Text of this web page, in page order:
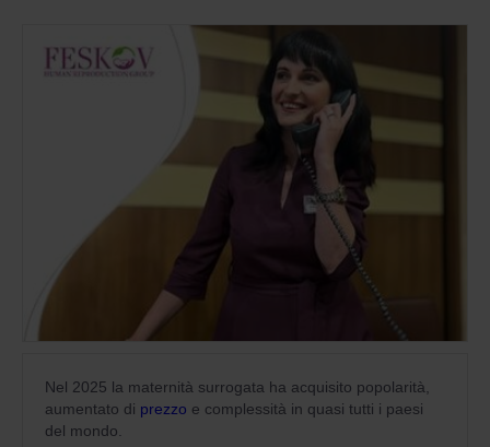
Nel 2025 la maternità surrogata ha acquisito popolarità,
aumentato di prezzo e complessità in quasi tutti i paesi
del mondo.